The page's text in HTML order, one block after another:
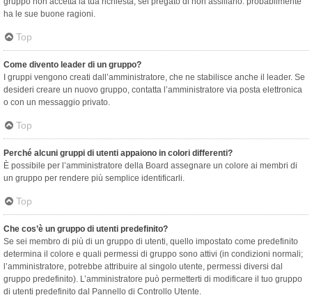
ha le sue buone ragioni.
Top
Come divento leader di un gruppo?
I gruppi vengono creati dall’amministratore, che ne stabilisce anche il leader. Se
desideri creare un nuovo gruppo, contatta l’amministratore via posta elettronica
o con un messaggio privato.
Top
Perché alcuni gruppi di utenti appaiono in colori differenti?
È possibile per l’amministratore della Board assegnare un colore ai membri di
un gruppo per rendere più semplice identificarli.
Top
Che cos’è un gruppo di utenti predefinito?
Se sei membro di più di un gruppo di utenti, quello impostato come predefinito
determina il colore e quali permessi di gruppo sono attivi (in condizioni normali;
l’amministratore, potrebbe attribuire al singolo utente, permessi diversi dal
gruppo predefinito). L’amministratore può permetterti di modificare il tuo gruppo
di utenti predefinito dal Pannello di Controllo Utente.